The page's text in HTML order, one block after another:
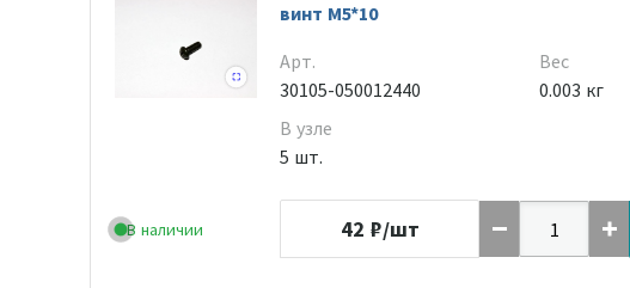
В наличии
винт M5*10
Арт.
30105-050012440
В узле
5 шт.
Вес
0.003 кг
42 ₽/шт